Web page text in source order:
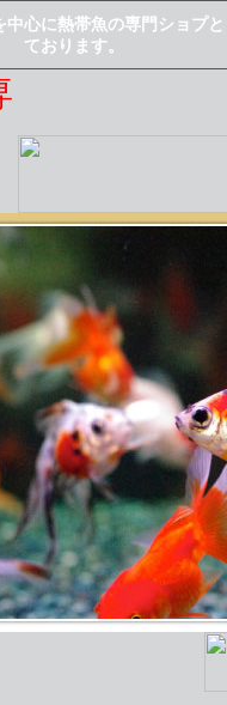
心に熱帯魚の専門ショプ
ております。